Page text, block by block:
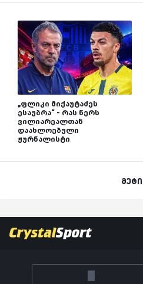
„ფლიკი მიქაუტაძეს
ესაუბრა“ - რას წერს
ვილიარეალთან
დაახლოებული
ჟურნალისტი
მეტი